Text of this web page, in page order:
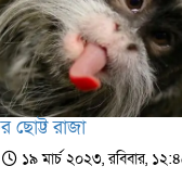
রাজা
১৯ মার্চ ২০২৩, রবিবার,